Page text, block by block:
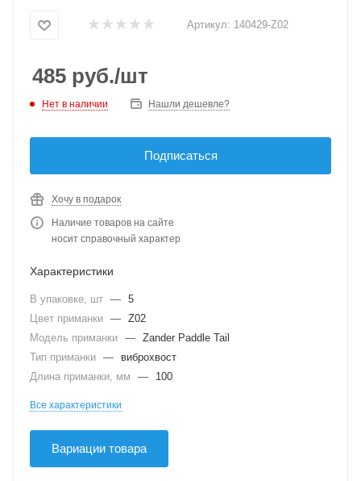
Артикул: 140429-Z02
485 руб./шт
Нет в наличии Нашли дешевле?
Подписаться
Хочу в подарок
Наличие товаров на сайте
носит справочный характер
Характеристики
В упаковке, шт — 5
Цвет приманки — Z02
Модель приманки — Zander Paddle Tail
Тип приманки —
виброхвост
Длина приманки, мм
— 100
Все характеристики
Вариации товара